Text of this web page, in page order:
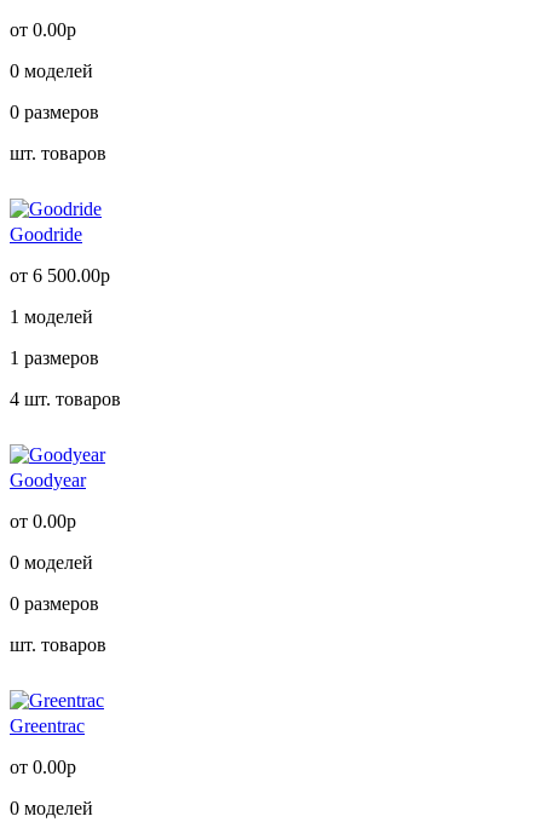
от 0.00р
0 моделей
0 размеров
шт. товаров
Goodride
от 6 500.00р
1 моделей
1 размеров
4 шт. товаров
Goodyear
от 0.00р
0 моделей
0 размеров
шт. товаров
Greentrac
от 0.00р
0 моделей